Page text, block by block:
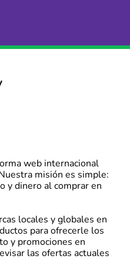
web internacional
misión es simple:
y dinero al comprar en
locales y globales en
para ofrecerle los
y promociones en
las ofertas actuales